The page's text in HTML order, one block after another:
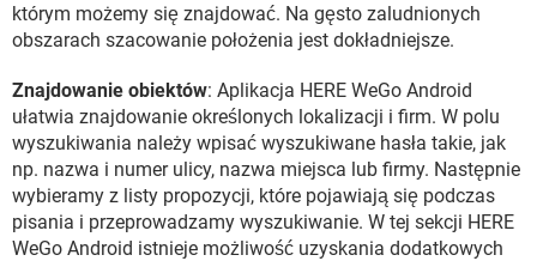
którym możemy się znajdować. Na gęsto zaludnionych
obszarach szacowanie położenia jest dokładniejsze.
Znajdowanie obiektów: Aplikacja HERE WeGo Android
ułatwia znajdowanie określonych lokalizacji i firm. W polu
wyszukiwania należy wpisać wyszukiwane hasła takie, jak
np. nazwa i numer ulicy, nazwa miejsca lub firmy. Następnie
wybieramy z listy propozycji, które pojawiają się podczas
pisania i przeprowadzamy wyszukiwanie. W tej sekcji HERE
WeGo Android istnieje możliwość uzyskania dodatkowych